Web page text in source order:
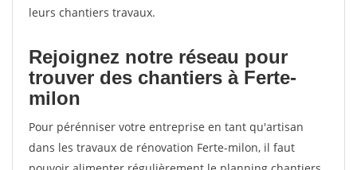
leurs chantiers travaux.
Rejoignez notre réseau pour
trouver des chantiers à Ferte-
milon
Pour pérénniser votre entreprise en tant qu'artisan
dans les travaux de rénovation Ferte-milon, il faut